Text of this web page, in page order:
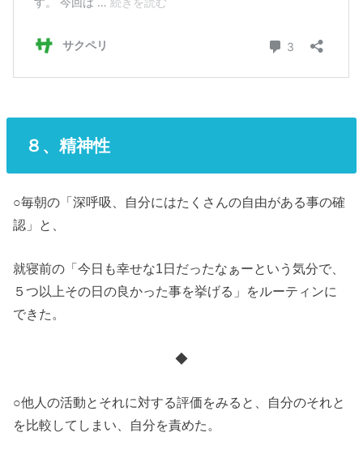
８、精神性
○毎朝の「深呼吸、自分にはたくさんの自由がある事の確
認」と、
就寝前の「今日も幸せな1日だったなぁーという気分で、
５つ以上その日の良かった事を挙げる」をルーティンに
できた。
◆
○他人の活動とそれに対する評価をみると、自分のそれと
を比較してしまい、自分を責めた。